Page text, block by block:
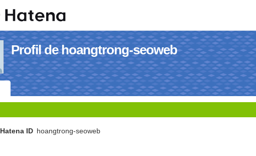
Profil de hoangtrong-seoweb
Hatena ID hoangtrong-seoweb